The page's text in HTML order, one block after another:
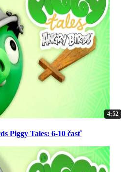
4:52
Piggy Tales: 6-10 časť